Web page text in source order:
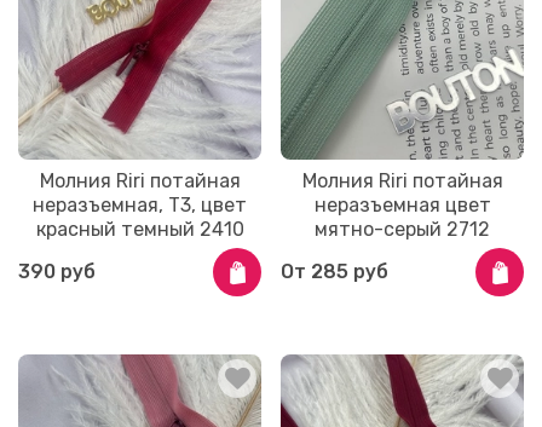
Молния Riri потайная
неразъемная, Т3, цвет
красный темный 2410
390 руб
Молния Riri потайная
неразъемная цвет
мятно-серый 2712
От 285 руб